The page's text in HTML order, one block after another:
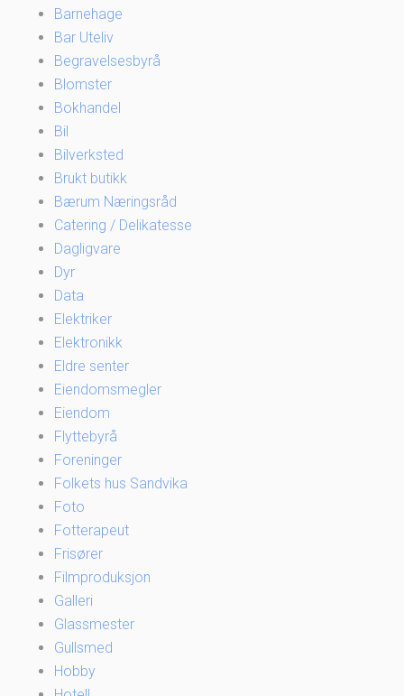
Barnehage
Bar Uteliv
Begravelsesbyrå
Blomster
Bokhandel
Bil
Bilverksted
Brukt butikk
Bærum Næringsråd
Catering / Delikatesse
Dagligvare
Dyr
Data
Elektriker
Elektronikk
Eldre senter
Eiendomsmegler
Eiendom
Flyttebyrå
Foreninger
Folkets hus Sandvika
Foto
Fotterapeut
Frisører
Filmproduksjon
Galleri
Glassmester
Gullsmed
Hobby